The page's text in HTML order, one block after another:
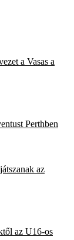
a Vasas a
Perthben
az
az U16-os